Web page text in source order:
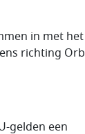
in met
richting
gelden een